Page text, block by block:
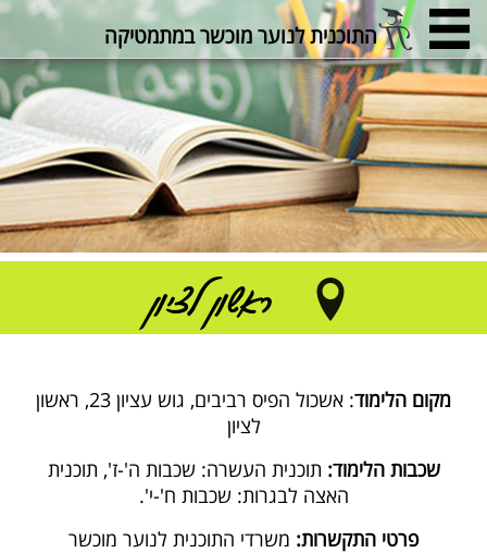
התוכנית לנוער מוכשר במתמטיקה
ראשון לציון
מקום הלימוד
: אשכול הפיס רביבים, גוש עציון 23, ראשון
לציון
שכבות הלימוד: תוכנית העשרה: שכבות ה'-ז', תוכנית
האצה לבגרות: שכבות ח'-י'.
פרטי התקשרות: משרדי התוכנית לנוער מוכשר